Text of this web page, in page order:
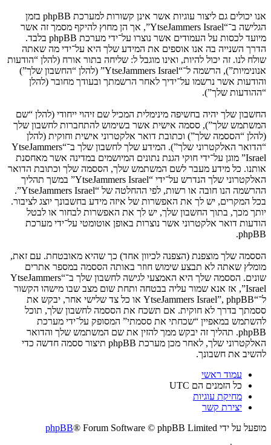
אנו יכולים גם ליצור עוגיות אשר אינן קשורות למערכת phpBB בזמן
הגלישה ב־“YtseJammers Israel”, אך הן מחוץ להיקף מסמך זה אשר
מיועד לכסות על העמודים אשר נוצרו על־ידי מערכת phpBB בלבד.
הדרך השנייה בה אנו אוספים את המידע שלך היא על־ידי מה שאתה
שולח לנו. זה יכול להיות, ואינו מוגבל ל: שליחה בתור אורח (להלן “הודעות
אנונימיות”), הרשמה ל־“YtseJammers Israel” (להלן “החשבון שלך”)
והודעות אשר נרשמו על־ידיך לאחר הרשמתך ובעודך מחובר (להלן
“ההודעות שלך”).
החשבון שלך יהיה בחשיפה מינימלית המכיל שם זיהוי ייחודי (להלן “שם
המשתמש שלך”), ססמה אישית אשר בשימוש להתחברות לחשבון שלך
(להלן “הססמה שלך”) וכתובת דואר אלקטרוני אישית וחוקית (להלן
“הדואר האלקטרוני שלך”). המידע שלך לחשבון שלך ב־“YtseJammers
Israel” מוגן על־ידי חוקי הגנת נתונים המיושמים במדינה אשר מאחסנת
אותנו. כל מידע מעבר לשם המשתמש שלך, הססמה שלך וכתובת הדואר
האלקטרוני שלך הנדרש על־ידי “YtseJammers Israel” במשך תהליך
ההרשמה הנו חובה או רשות, לפי ההחלטה של “YtseJammers Israel”.
בכל המקרים, יש לך את האפשרות של איזה מידע בחשבונך יוצג לציבור.
יותך מכך, בתוך החשבון שלך, יש לך את האפשרות לבחור או לבטל
הודעות דואר אלקטרוני אשר נוצרות באופן אוטומטי על־ידי מערכת
phpBB.
הססמה שלך מוצפנת (הצפנה לכיוון אחד) כך שהיא מאובטחת. עם זאת,
מומלץ שאתה לא תבצע שימוש חוזר באותה הססמה במספר אתרים
שונים. הססמה שלך היא האמצעי לגישה לחשבון שלך ב־“YtseJammers
Israel”, אז אנא שמור עליה בבטחה ותחת שום מצב שבו מישהו הקשור
ל־“YtseJammers Israel”, phpBB או כל צד שלישי אחר, יבקש את
ססמתך בדרך לא חוקית. אם תשכח את הססמה לחשבון שלך, תוכל
להשתמש במאפיין “שכחתי את ססמתי” המסופק על־ידי מערכת
phpBB. תהליך זה יבקש ממך להזין את שם המשתמש שלך והדואר
האלקטרוני שלך, לאחר מכן מערכת phpBB תיצור ססמה חדשה כדי
להשיב את חשבונך.
עמוד ראשי
כל הזמנים הם UTC
מחיקת עוגיות
יצירת קשר
מופעל על ידי
phpBB® Forum Software © phpBB Limited